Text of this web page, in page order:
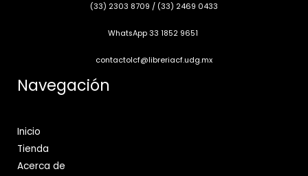
(33) 2303 8709 / (33) 2469 0433
WhatsApp 33 1852 9651
contactolcf@libreriacf.udg.mx
Navegación
Inicio
Tienda
Acerca de